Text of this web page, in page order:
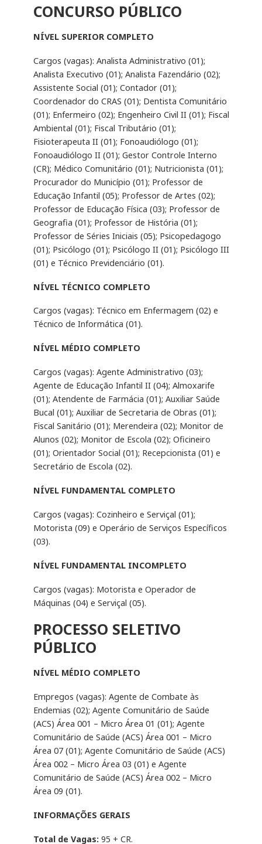
CONCURSO PÚBLICO
NÍVEL SUPERIOR COMPLETO
Cargos (vagas): Analista Administrativo (01);
Analista Executivo (01); Analista Fazendário (02);
Assistente Social (01); Contador (01);
Coordenador do CRAS (01); Dentista Comunitário
(01); Enfermeiro (02); Engenheiro Civil II (01); Fiscal
Ambiental (01); Fiscal Tributário (01);
Fisioterapeuta II (01); Fonoaudiólogo (01);
Fonoaudiólogo II (01); Gestor Controle Interno
(CR); Médico Comunitário (01); Nutricionista (01);
Procurador do Município (01); Professor de
Educação Infantil (05); Professor de Artes (02);
Professor de Educação Física (03); Professor de
Geografia (01); Professor de História (01);
Professor de Séries Iniciais (05); Psicopedagogo
(01); Psicólogo (01); Psicólogo II (01); Psicólogo III
(01) e Técnico Previdenciário (01).
NÍVEL TÉCNICO COMPLETO
Cargos (vagas): Técnico em Enfermagem (02) e
Técnico de Informática (01).
NÍVEL MÉDIO COMPLETO
Cargos (vagas): Agente Administrativo (03);
Agente de Educação Infantil II (04); Almoxarife
(01); Atendente de Farmácia (01); Auxiliar Saúde
Bucal (01); Auxiliar de Secretaria de Obras (01);
Fiscal Sanitário (01); Merendeira (02); Monitor de
Alunos (02); Monitor de Escola (02); Oficineiro
(01); Orientador Social (01); Recepcionista (01) e
Secretário de Escola (02).
NÍVEL FUNDAMENTAL COMPLETO
Cargos (vagas): Cozinheiro e Serviçal (01);
Motorista (09) e Operário de Serviços Específicos
(03).
NÍVEL FUNDAMENTAL INCOMPLETO
Cargos (vagas): Motorista e Operador de
Máquinas (04) e Serviçal (05).
PROCESSO SELETIVO
PÚBLICO
NÍVEL MÉDIO COMPLETO
Empregos (vagas): Agente de Combate às
Endemias (02); Agente Comunitário de Saúde
(ACS) Área 001 – Micro Área 01 (01); Agente
Comunitário de Saúde (ACS) Área 001 – Micro
Área 07 (01); Agente Comunitário de Saúde (ACS)
Área 002 – Micro Área 03 (01) e Agente
Comunitário de Saúde (ACS) Área 002 – Micro
Área 09 (01).
INFORMAÇÕES GERAIS
Total de Vagas: 95 + CR.